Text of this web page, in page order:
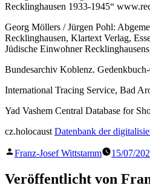
Recklinghausen 1933-1945“
Georg Möllers / Jürgen Pohl:
Recklinghausen, Klartext Verlag,
Jüdische Einwohner
Bundesarchiv Koblenz.
International Tracing Service, Bad
Yad Vashem Central Database for
cz.holocaust Datenbank der
Veröffentlicht
Franz-Josef Wittstamm 15/07/
Veröffentlicht von